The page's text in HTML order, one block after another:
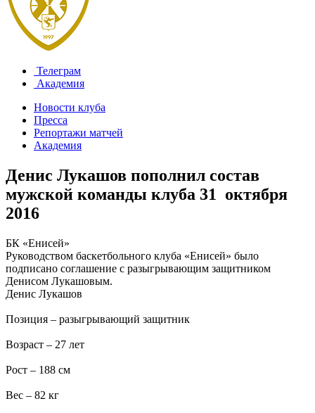
Телеграм
Академия
Новости клуба
Пресса
Репортажи матчей
Академия
Денис Лукашов пополнил состав
мужской команды клуба 31 октября
2016
БК «Енисей»
Руководством баскетбольного клуба «Енисей» было
подписано соглашение с разыгрывающим защитником
Денисом Лукашовым.
Денис Лукашов
Позиция – разыгрывающий защитник
Возраст – 27 лет
Рост – 188 см
Вес – 82 кг